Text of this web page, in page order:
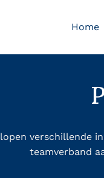
Home
lopen verschillende
teamverband